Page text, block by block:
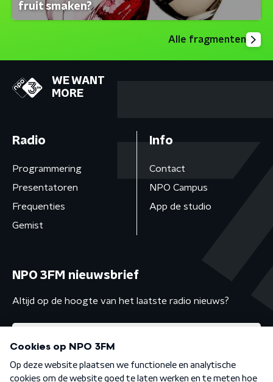
fruit smaken?
Alle fragmenten
WE WANT
MORE
Radio
Programmering
Presentatoren
Frequenties
Gemist
Info
Contact
NPO Campus
App de studio
NPO 3FM nieuwsbrief
Altijd op de hoogte van het laatste radio nieuws?